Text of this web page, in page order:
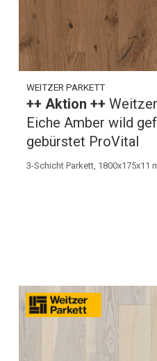
WEITZER PARKETT
++ Aktion ++
Eiche Amber wild
gebürstet ProVital
3-Schicht Parkett, 1800x175x11